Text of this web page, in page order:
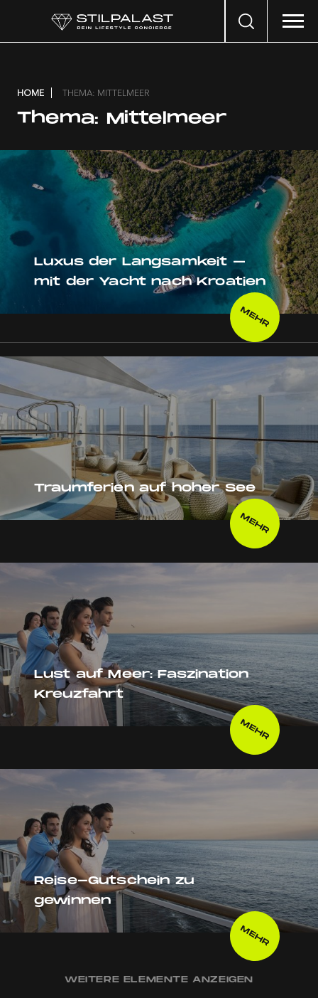
Search
HOME THEMA: MITTELMEER
Thema: Mittelmeer
Luxus der Langsamkeit –
mit der Yacht nach Kroatien
MEHR
Traumferien auf hoher See
MEHR
Lust auf Meer: Faszination
Kreuzfahrt
MEHR
Reise-Gutschein zu
gewinnen
MEHR
WEITERE ELEMENTE ANZEIGEN